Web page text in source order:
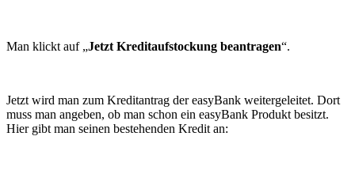
Man klickt auf „Jetzt Kreditaufstockung beantragen“.
Jetzt wird man zum Kreditantrag der easyBank weitergeleitet. Dort
muss man angeben, ob man schon ein easyBank Produkt besitzt.
Hier gibt man seinen bestehenden Kredit an: